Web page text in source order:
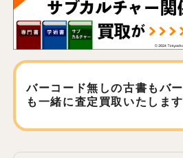
バーコード無しの古書もバ
も 一緒に査定買取いたします